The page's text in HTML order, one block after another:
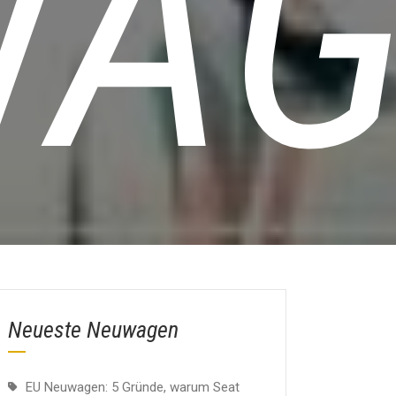
Neueste Neuwagen
EU Neuwagen: 5 Gründe, warum Seat